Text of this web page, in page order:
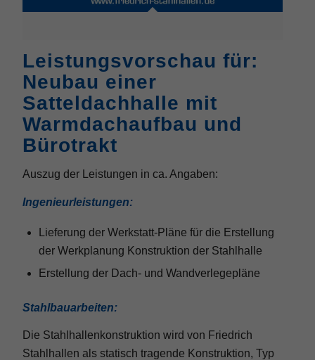
Leistungsvorschau für:
Neubau einer
Satteldachhalle mit
Warmdachaufbau und
Bürotrakt
Auszug der Leistungen in ca. Angaben:
Ingenieurleistungen:
Lieferung der Werkstatt-Pläne für die Erstellung
der Werkplanung Konstruktion der Stahlhalle
Erstellung der Dach- und Wandverlegepläne
Stahlbauarbeiten:
Die Stahlhallenkonstruktion wird von Friedrich
Stahlhallen als statisch tragende Konstruktion, Typ